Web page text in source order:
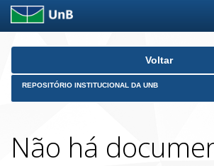
Skip
Voltar
REPOSITÓRIO INSTITUCIONAL DA UNB
Não há